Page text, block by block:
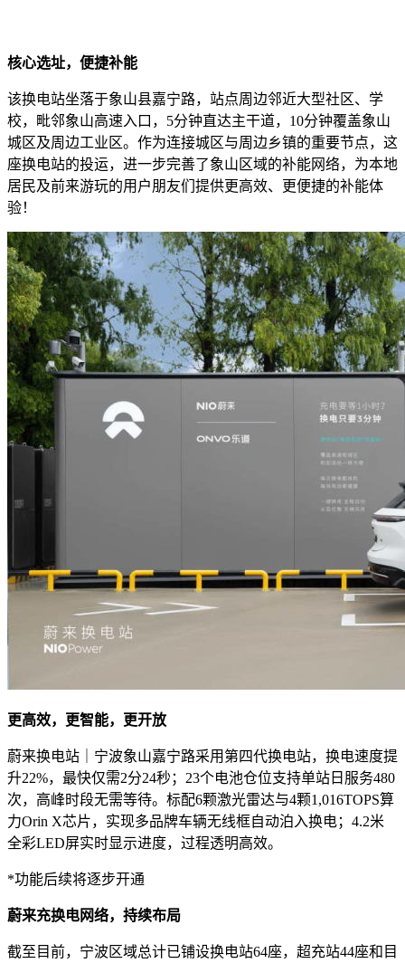
核心选址，便捷补能
该换电站坐落于象山县嘉宁路，站点周边邻近大型社区、学
校，毗邻象山高速入口，5分钟直达主干道，10分钟覆盖象山
城区及周边工业区。作为连接城区与周边乡镇的重要节点，这
座换电站的投运，进一步完善了象山区域的补能网络，为本地
居民及前来游玩的用户朋友们提供更高效、更便捷的补能体
验！
更高效，更智能，更开放
蔚来换电站｜宁波象山嘉宁路采用第四代换电站，换电速度提
升22%，最快仅需2分24秒；23个电池仓位支持单站日服务480
次，高峰时段无需等待。标配6颗激光雷达与4颗1,016TOPS算
力Orin X芯片，实现多品牌车辆无线框自动泊入换电；4.2米
全彩LED屏实时显示进度，过程透明高效。
*功能后续将逐步开通
蔚来充换电网络，持续布局
截至目前，宁波区域总计已铺设换电站64座，超充站44座和目